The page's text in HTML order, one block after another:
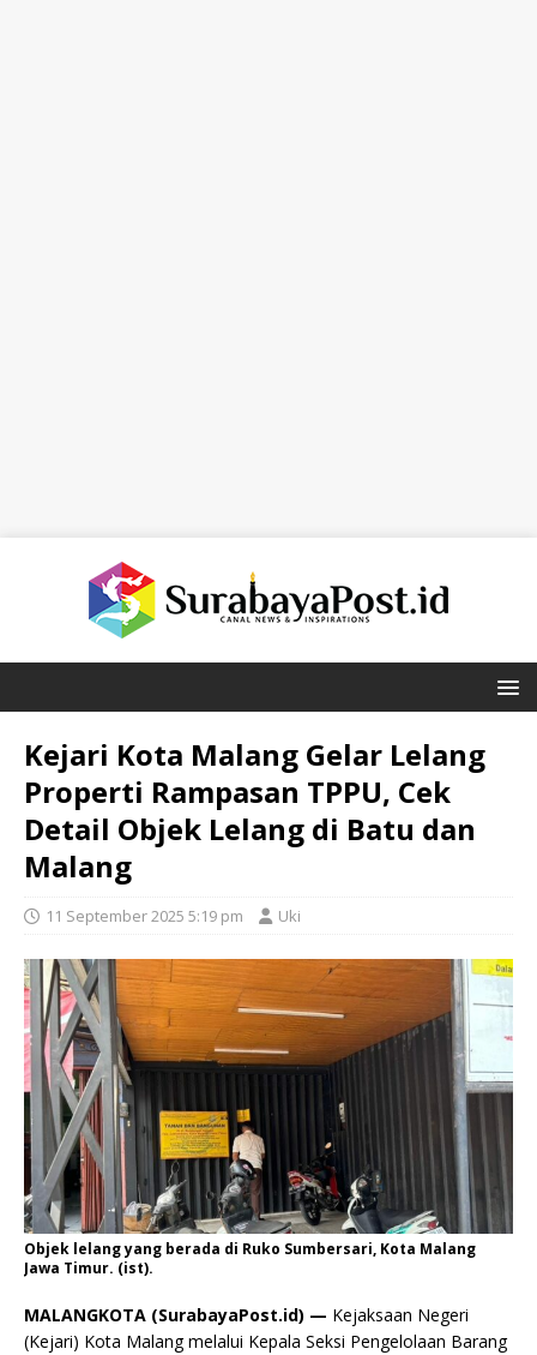
Kejari Kota Malang Gelar Lelang
Properti Rampasan TPPU, Cek
Detail Objek Lelang di Batu dan
Malang
11 September 2025 5:19 pm Uki
Objek lelang yang berada di Ruko Sumbersari, Kota Malang
Jawa Timur. (ist).
MALANGKOTA (SurabayaPost.id) — Kejaksaan Negeri
(Kejari) Kota Malang melalui Kepala Seksi Pengelolaan Barang